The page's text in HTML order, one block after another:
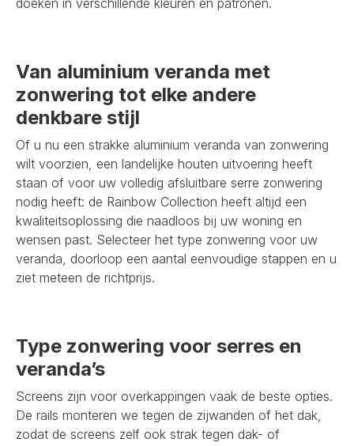
Van aluminium veranda met
zonwering tot elke andere
denkbare stijl
Of u nu een strakke aluminium veranda van zonwering
wilt voorzien, een landelijke houten uitvoering heeft
staan of voor uw volledig afsluitbare serre zonwering
nodig heeft: de Rainbow Collection heeft altijd een
kwaliteitsoplossing die naadloos bij uw woning en
wensen past. Selecteer het type zonwering voor uw
veranda, doorloop een aantal eenvoudige stappen en u
ziet meteen de richtprijs.
Type zonwering voor serres en
veranda’s
Screens zijn voor overkappingen vaak de beste opties.
De rails monteren we tegen de zijwanden of het dak,
zodat de screens zelf ook strak tegen dak- of